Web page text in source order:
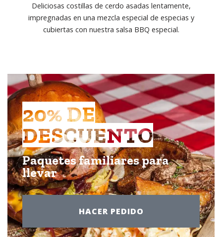
Deliciosas costillas de cerdo asadas lentamente,
impregnadas en una mezcla especial de especias y
cubiertas con nuestra salsa BBQ especial.
20% DE
DESCUENTO
Paquetes familiares para
llevar
HACER PEDIDO